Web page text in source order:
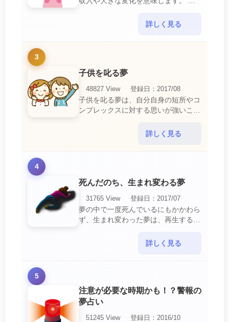
ればあり得ない事が起きるのでビック
詳しく見る
3
子供を叱る夢
48827 View
登録日：2017/08
子供を叱る夢は、自分自身の短所やコ
ンプレックスに対する思いが強いこと
短所やコンプレックスを的確に認識し
詳しく見る
4
死んだのち、生まれ変わる夢
31765 View
登録日：2017/07
夢の中で一度死んでいるにもかかわら
ず、生まれ変わった夢は、再生する夢
あなたに関するすべての運気が上昇し
詳しく見る
5
注意が必要な時期かも！？警報の
夢占い
51245 View
登録日：2016/10